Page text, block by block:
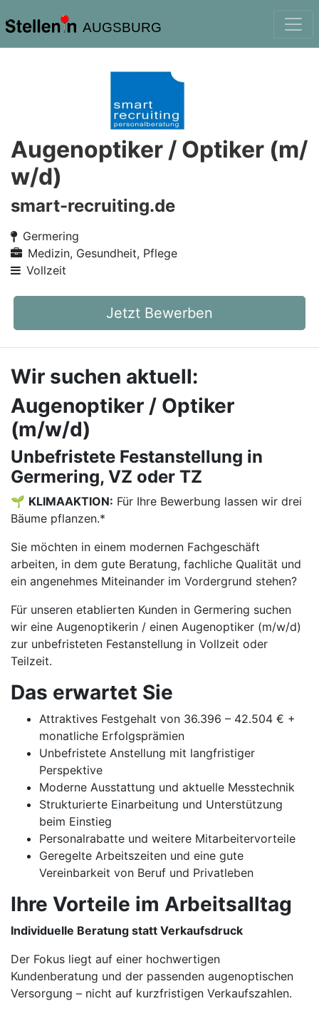
AUGSBURG
Augenoptiker / Optiker (m/
w/d)
smart-recruiting.de
Germering
Medizin, Gesundheit, Pflege
Vollzeit
Jetzt Bewerben
Wir suchen aktuell:
Augenoptiker / Optiker
(m/w/d)
Unbefristete Festanstellung in
Germering, VZ oder TZ
🌱 KLIMAAKTION: Für Ihre Bewerbung lassen wir drei
Bäume pflanzen.*
Sie möchten in einem modernen Fachgeschäft
arbeiten, in dem gute Beratung, fachliche Qualität und
ein angenehmes Miteinander im Vordergrund stehen?
Für unseren etablierten Kunden in Germering suchen
wir eine Augenoptikerin / einen Augenoptiker (m/w/d)
zur unbefristeten Festanstellung in Vollzeit oder
Teilzeit.
Das erwartet Sie
Attraktives Festgehalt von 36.396 – 42.504 € +
monatliche Erfolgsprämien
Unbefristete Anstellung mit langfristiger
Perspektive
Moderne Ausstattung und aktuelle Messtechnik
Strukturierte Einarbeitung und Unterstützung
beim Einstieg
Personalrabatte und weitere Mitarbeitervorteile
Geregelte Arbeitszeiten und eine gute
Vereinbarkeit von Beruf und Privatleben
Ihre Vorteile im Arbeitsalltag
Individuelle Beratung statt Verkaufsdruck
Der Fokus liegt auf einer hochwertigen
Kundenberatung und der passenden augenoptischen
Versorgung – nicht auf kurzfristigen Verkaufszahlen.